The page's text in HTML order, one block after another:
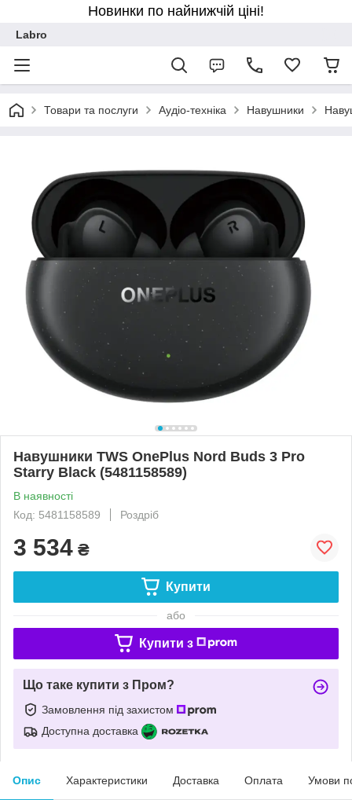
Новинки по найнижчій ціні!
Labro
Товари та послуги Аудіо-техніка Навушники
Навушники TWS OnePlus Nord Buds 3 Pro
Starry Black (5481158589)
В наявності
Код: 5481158589
Роздріб
3 534 ₴
Купити
або
Купити з
Що таке купити з Пром?
Замовлення під захистом
Доступна доставка
Опис Характеристики Доставка Оплата Умови